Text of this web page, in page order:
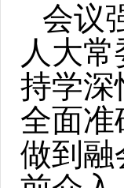
会议
人大
持学深
全面准
做到融